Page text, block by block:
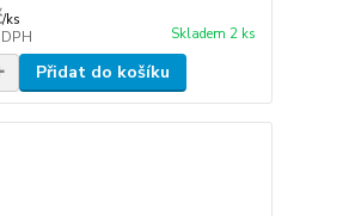
/ks
Skladem 2 ks
Přidat do košíku